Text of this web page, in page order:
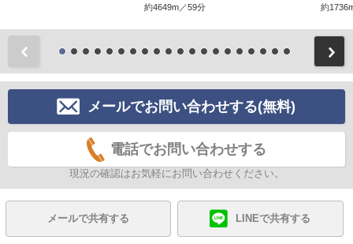
約4649m／59分 約
メールでお問い合わせする(無料)
電話でお問い合わせする
現況の確認はお気軽にお問い合わせください。
メールで共有する LINEで共有する